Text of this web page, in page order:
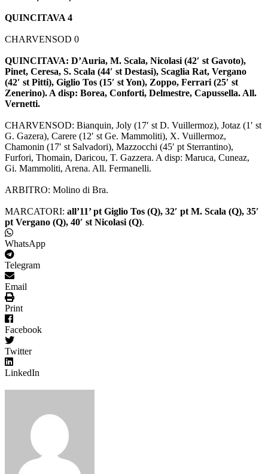
QUINCITAVA 4
CHARVENSOD 0
QUINCITAVA: D’Auria, M. Scala, Nicolasi (42′ st Gavoto),
Pinet, Ceresa, S. Scala (44′ st Destasi), Scaglia Rat, Vergano
(42′ st Pitti), Giglio Tos (15′ st Yon), Zoppo, Ferrari (25′ st
Zenerino). A disp: Borea, Conforti, Delmestre, Capussella. All.
Vernetti.
CHARVENSOD: Bianquin, Joly (17′ st D. Vuillermoz), Jotaz (1′ st
G. Gazera), Carere (12′ st Ge. Mammoliti), X. Vuillermoz,
Chamonin (17′ st Salvadori), Mazzocchi (45′ pt Sterrantino),
Furfori, Thomain, Daricou, T. Gazzera. A disp: Maruca, Cuneaz,
Gi. Mammoliti, Arena. All. Fermanelli.
ARBITRO: Molino di Bra.
MARCATORI: all’11’ pt Giglio Tos (Q), 32′ pt M. Scala (Q), 35′
pt Vergano (Q), 40′ st Nicolasi (Q).
WhatsApp
Telegram
Email
Print
Facebook
Twitter
LinkedIn